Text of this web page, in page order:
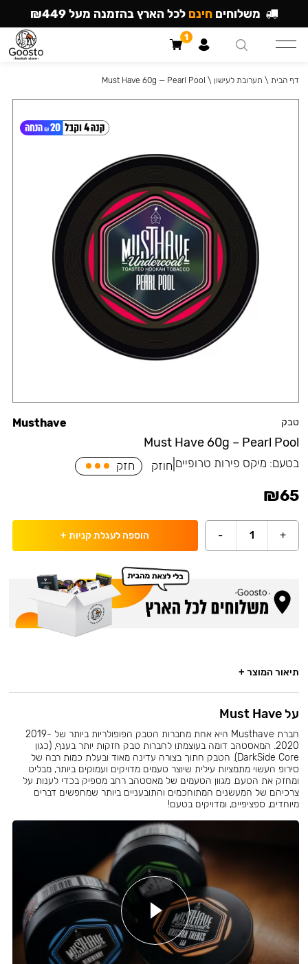
טבק
Must Have 60g – Pearl Pool
Musthave
בטעם: מיקס פירות טרופיים חוזק חזק
₪65
+
1
- הוספה לעגלת קניות +
דף הבית \ תערובת לעישון \
Must Have 60g — Pearl Pool
תיאור המוצר +
על Must Have
חברת Musthave היא אחת מחברות הטבק הפופולריות ביותר של 2019-
2020. המאסטהב דומה בעוצמתו לחברות טבק חזקות יותר בענף, (כגון
DarkSide Core). הטבק חתוך בצורה עדינה מאוד ובעלת כמות רבה של
סירופ העשוי מתמציות עילית שיוצר טעמים מדויקים ועמוקים ביותר, מבליט
ומחזק את הטעם. מגוון הטעמים של מאסטהב רחב מספיק בכדי לענות על
צרכיהם של המעשנים המתוחכמים והתובעניים ביותר שמחפשים דברים
מיוחדים, ספציפיים, ומדויקים בטעם!
משלוחים חינם לכל הארץ בהזמנה מעל ₪449
1